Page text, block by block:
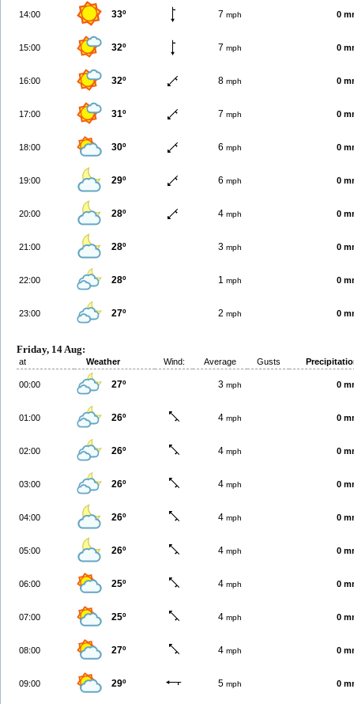
14:00 33º 7 mph 0
15:00 32º 7 mph 0
16:00 32º 8 mph 0
17:00 31º 7 mph 0
18:00 30º 6 mph 0
19:00 29º 6 mph 0
20:00 28º 4 mph 0
21:00 28º 3 mph 0
22:00 28º 1 mph 0
23:00 27º 2 mph 0
Friday, 14 Aug:
at Weather Wind: Average Gusts
00:00 27º 3 mph 0
01:00 26º 4 mph 0
02:00 26º 4 mph 0
03:00 26º 4 mph 0
04:00 26º 4 mph 0
05:00 26º 4 mph 0
06:00 25º 4 mph 0
07:00 25º 4 mph 0
08:00 27º 4 mph 0
09:00 29º 5 mph 0